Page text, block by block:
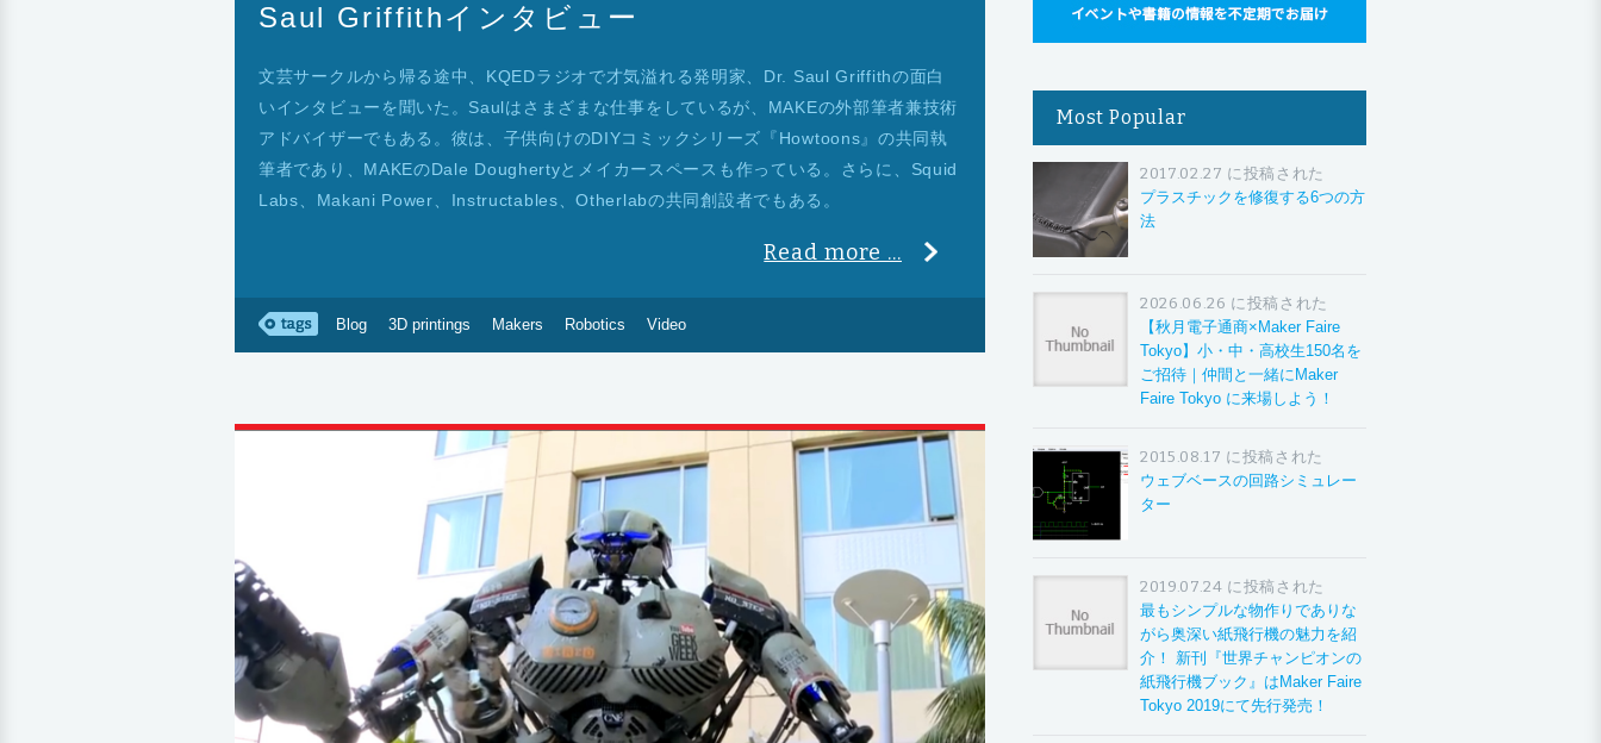
Saul Griffithインタビュー
文芸サークルから帰る途中、KQEDラジオで才気溢れる発明家、Dr. Saul Griffithの面白
いインタビューを聞いた。Saulはさまざまな仕事をしているが、MAKEの外部筆者兼技術
アドバイザーでもある。彼は、子供向けのDIYコミックシリーズ『Howtoons』の共同執
筆者であり、MAKEのDale Doughertyとメイカースペースも作っている。さらに、Squid
Labs、Makani Power、Instructables、Otherlabの共同創設者でもある。
Read more ...
Blog 3D printings Makers Robotics Video
Most Popular
2017.02.27 に投稿された
プラスチックを修復する6つの方
法
2026.06.26 に投稿された
【秋月電子通商×Maker Faire
Tokyo】小・中・高校生150名を
ご招待｜仲間と一緒にMaker
Faire Tokyo に来場しよう！
2015.08.17 に投稿された
ウェブベースの回路シミュレー
ター
2019.07.24 に投稿された
最もシンプルな物作りでありな
がら奥深い紙飛行機の魅力を紹
介！ 新刊『世界チャンピオンの
紙飛行機ブック』はMaker Faire
Tokyo 2019にて先行発売！